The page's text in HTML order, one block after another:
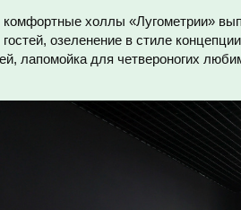
холлы «Лугометрии»
озеленение в стиле
лапомойка для четвероногих